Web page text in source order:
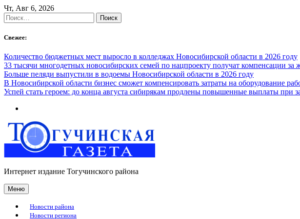
Skip
to
content
Чт, Авг 6, 2026
Найти:
Свежее:
Количество бюджетных мест выросло в колледжах Новосибирской области в 2026 году
33 тысячи многодетных новосибирских семей по нацпроекту получат компенсации
Больше пеляди выпустили в водоемы Новосибирской области в 2026 году
В Новосибирской области бизнес сможет компенсировать затраты на оборудование
Успей стать героем: до конца августа сибирякам продлены повышенные выплаты при
Интернет издание Тогучинского района
Меню
Новости района
Новости региона